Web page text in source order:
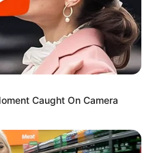
Caught On Camera